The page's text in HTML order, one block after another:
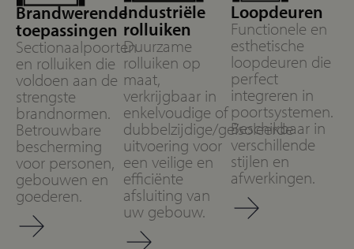
Brandwerende
toepassingen
Sectionaalpoorten
en rolluiken die
voldoen aan de
strengste
brandnormen.
Betrouwbare
bescherming
voor personen,
gebouwen en
goederen.
Industriële
rolluiken
Duurzame
rolluiken op
maat,
verkrijgbaar in
enkelvoudige of
dubbelzijdige/geïsoleerde
uitvoering voor
een veilige en
efficiënte
afsluiting van
uw gebouw.
Loopdeuren
Functionele en
esthetische
loopdeuren die
perfect
integreren in
poortsystemen.
Beschikbaar in
verschillende
stijlen en
afwerkingen.